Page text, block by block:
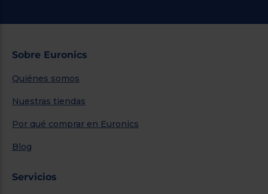
Sobre Euronics
Quiénes somos
Nuestras tiendas
Por qué comprar en Euronics
Blog
Servicios